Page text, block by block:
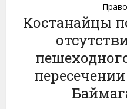
Костанайцы